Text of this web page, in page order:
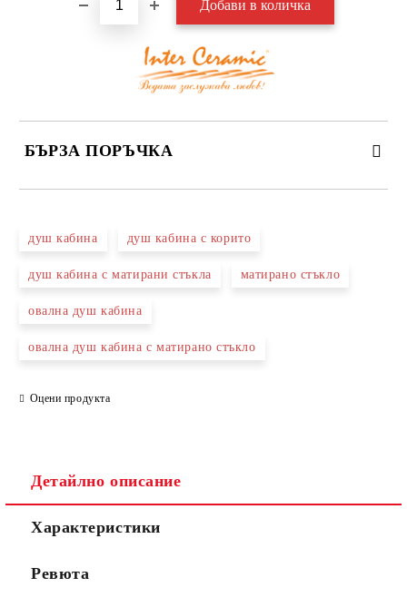
БЪРЗА ПОРЪЧКА
Ние ще се свържем с вас в рамките на работния ден.
душ кабина душ кабина с корито
душ кабина с матирани стъкла матирано стъкло
овална душ кабина
овална душ кабина с матирано стъкло
Оцени продукта
Детайлно описание
Характеристики
Ревюта